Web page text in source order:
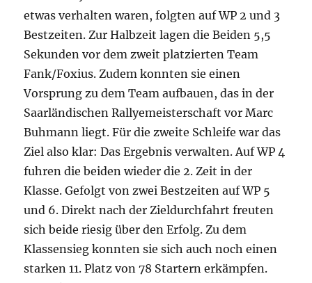
etwas verhalten waren, folgten auf WP 2 und 3
Bestzeiten. Zur Halbzeit lagen die Beiden 5,5
Sekunden vor dem zweit platzierten Team
Fank/Foxius. Zudem konnten sie einen
Vorsprung zu dem Team aufbauen, das in der
Saarländischen Rallyemeisterschaft vor Marc
Buhmann liegt. Für die zweite Schleife war das
Ziel also klar: Das Ergebnis verwalten. Auf WP 4
fuhren die beiden wieder die 2. Zeit in der
Klasse. Gefolgt von zwei Bestzeiten auf WP 5
und 6. Direkt nach der Zieldurchfahrt freuten
sich beide riesig über den Erfolg. Zu dem
Klassensieg konnten sie sich auch noch einen
starken 11. Platz von 78 Startern erkämpfen.